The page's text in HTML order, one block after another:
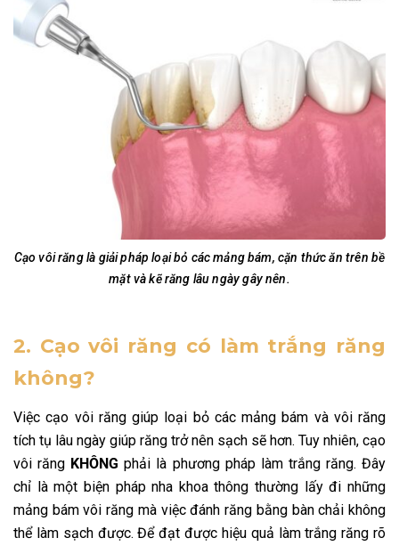
Cạo vôi răng là giải pháp loại bỏ các mảng bám, cặn thức ăn trên bề
mặt và kẽ răng lâu ngày gây nên.
2. Cạo vôi răng có làm trắng răng
không?
Việc cạo vôi răng giúp loại bỏ các mảng bám và vôi răng
tích tụ lâu ngày giúp răng trở nên sạch sẽ hơn. Tuy nhiên, cạo
vôi răng KHÔNG phải là phương pháp làm trắng răng. Đây
chỉ là một biện pháp nha khoa thông thường lấy đi những
mảng bám vôi răng mà việc đánh răng bằng bàn chải không
thể làm sạch được. Để đạt được hiệu quả làm trắng răng rõ